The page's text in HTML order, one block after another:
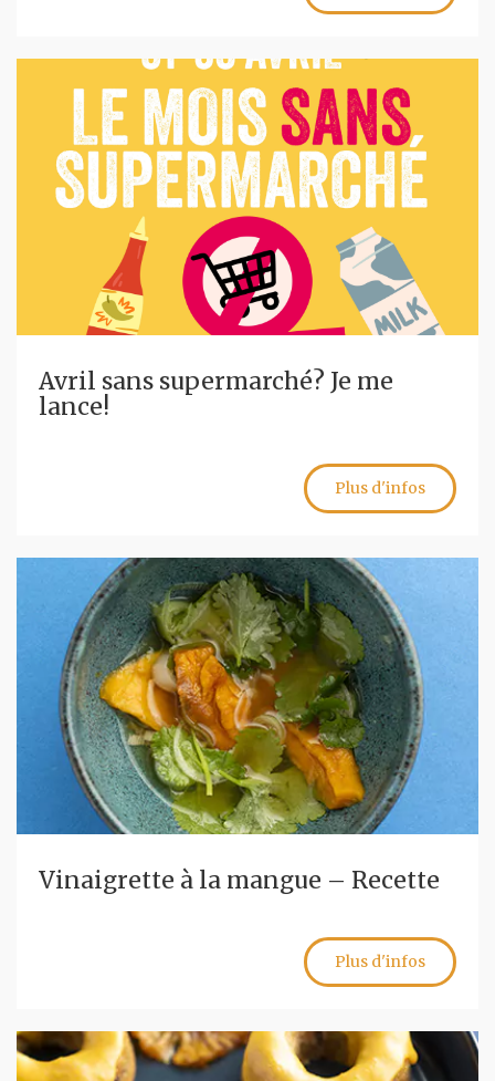
Avril sans supermarché? Je me
lance!
Plus d'infos
Vinaigrette à la mangue – Recette
Plus d'infos